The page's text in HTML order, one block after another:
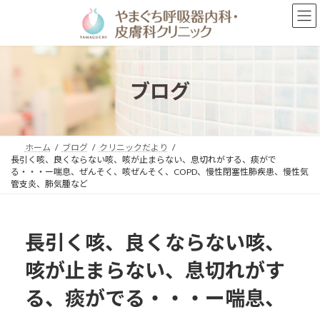
ン
プ
ー
動
ブログ
ホーム ブログ
クリニックだより
長引く咳、良くならない咳、咳が止まらない、息切れがする、痰がで
る・・・ー喘息、ぜんそく、咳ぜんそく、COPD、慢性閉塞性肺疾患、慢性気
管支炎、肺気腫など
長引く咳、良くならない咳、
咳が止まらない、息切れがす
る、痰がでる・・・ー喘息、